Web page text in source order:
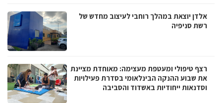
אלדן יוצאת במהלך רוחבי לעיצוב מחדש של
רשת סניפיה
רצף טיפולי ומעטפת מעצימה: מאוחדת מציינת
את שבוע ההנקה הבינלאומי בסדרת פעילויות
וסדנאות ייחודיות באשדוד והסביבה